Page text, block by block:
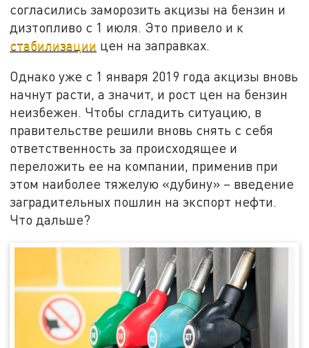
согласились заморозить акцизы на бензин и
дизтопливо с 1 июля. Это привело и к
стабилизации цен на заправках.
Однако уже с 1 января 2019 года акцизы вновь
начнут расти, а значит, и рост цен на бензин
неизбежен. Чтобы сгладить ситуацию, в
правительстве решили вновь снять с себя
ответственность за происходящее и
переложить ее на компании, применив при
этом наиболее тяжелую «дубину» – введение
заградительных пошлин на экспорт нефти.
Что дальше?